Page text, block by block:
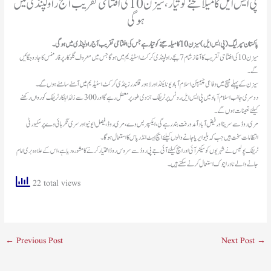
پی ایس ایل کا میلا سجنے کو تیار، سیزن 10 کی افتتاحی تقریب آج راولپنڈی میں
ہوگی
پاکستان سپر لیگ (پی ایس ایل) سیزن 10 کا میلہ سجنے کو تیار ہے جس کی افتتاحی تقریب آج راولپنڈی میں ہوگی۔
سیزن 10 کی افتتاحی تقریب کا آغاز شام 7 بجے راولپنڈی کرکٹ اسٹیڈیم میں ہو گا جس میں معروف گلوکار پرفارمنس کا جادو جگائیں
گے۔
سیزن کے پہلے میچ میں دفاعی چیمپئن اسلام آباد یونائیٹڈ اور لاہور قلندرز پنڈی کرکٹ اسٹیڈیم میں آمنے سامنے ہوں گے۔
دوسری جانب اسلام آباد میں پی ایس ایل روٹس پرٹریفک جزوی طور پر معطل رہے گا اور 300 سے زائد اہلکار ٹریفک کو رواں رکھنے
کیلئے تعینات ہوں گے۔
مری روڈ سے سرینا اور فیض آباد آمدورفت بند رہے گی، ایکسپریس وے، مری روڈ، فیصل ایونیو اور سری نگر ہائی وے پر سکیورٹی
انتظامات سخت ہیں جب کہ بلیو ایریا جانے والوں کیلئے ایچ ایٹ انڈرپاس کا استعمال ہوگا۔
ٹریفک پولیس نے شہریوں کو سیکٹر آئی اور ایچ کیلئے آئی جے پی روڈ سے سروس روڈ اختیارکرنےکا مشورہ دیا ہے، اس کے علاوہ بری امام
جانے والے نادرا چوک استعمال کرنے سکتے ہیں۔
22 total views
← Previous Post Next Post →